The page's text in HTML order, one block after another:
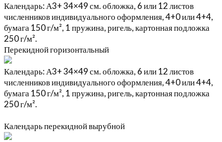
Календарь: А3+ 34×49 см. обложка, 6 или 12 листов
численников индивидуального оформления, 4+0 или 4+4,
бумага 150 г/м², 1 пружина, ригель, картонная подложка
250 г/м².
Перекидной горизонтальный
Календарь: А3+ 34×49 см. обложка, 6 или 12 листов
численников индивидуального оформления, 4+0 или 4+4,
бумага 150 г/м², 1 пружина, ригель, картонная подложка
250 г/м².
Календарь перекидной вырубной